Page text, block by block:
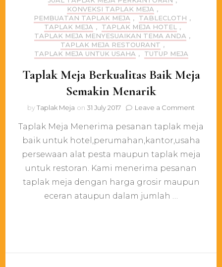
KONVEKSI TAPLAK MEJA ,
PEMBUATAN TAPLAK MEJA , TABLECLOTH ,
TAPLAK MEJA , TAPLAK MEJA HOTEL
,
TAPLAK MEJA MENYESUAIKAN TEMA ANDA ,
TAPLAK MEJA RESTOURANT ,
TAPLAK MEJA UNTUK USAHA , TUTUP MEJA
Taplak Meja Berkualitas Baik Meja
Semakin Menarik
byTaplak Meja on 31 July 2017 Leave a Comment
Meja
Meja
Semakin
Taplak Meja Menerima pesanan taplak meja
baik untuk hotel,perumahan,kantor,usaha
persewaan alat pesta maupun taplak meja
untuk restoran. Kami menerima pesanan
taplak meja dengan harga grosir maupun
eceran ataupun dalam jumlah …